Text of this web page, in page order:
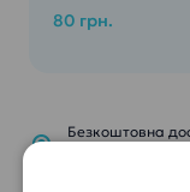
80 грн.
Безкоштовна